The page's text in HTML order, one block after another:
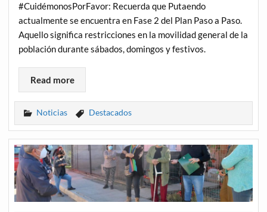
#CuidémonosPorFavor: Recuerda que Putaendo
actualmente se encuentra en Fase 2 del Plan Paso a Paso.
Aquello significa restricciones en la movilidad general de la
población durante sábados, domingos y festivos.
Read more
Noticias Destacados